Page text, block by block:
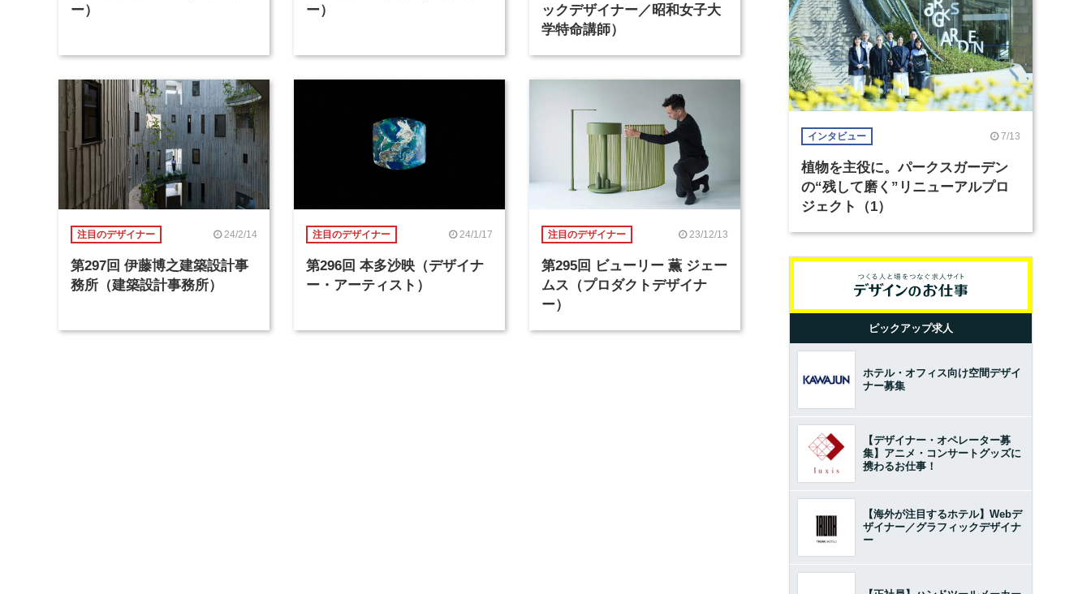
ー）
ー）
ックデザイナー／昭和女子大
学特命講師）
注目のデザイナー 24/2/14
第297回 伊藤博之建築設計事
務所（建築設計事務所）
注目のデザイナー 24/1/17
第296回 本多沙映（デザイナ
ー・アーティスト）
注目のデザイナー 23/12/13
第295回 ビューリー 薫 ジェー
ムス（プロダクトデザイナ
ー）
インタビュー 7/13
植物を主役に。パークスガーデン
の“残して磨く”リニューアルプロ
ジェクト（1）
ピックアップ求人
ホテル・オフィス向け空間デザイ
ナー募集
【デザイナー・オペレーター募
集】アニメ・コンサートグッズに
携わるお仕事！
【海外が注目するホテル】Webデ
ザイナー／グラフィックデザイナ
ー